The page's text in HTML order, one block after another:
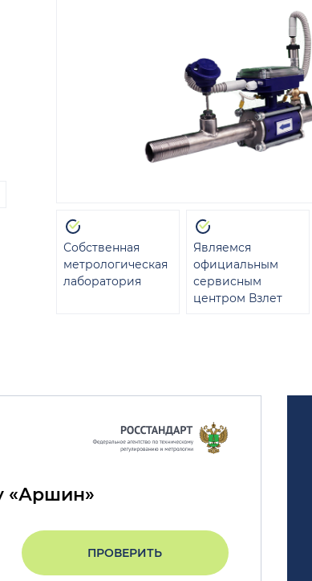
Собственная
метрологическая
лаборатория
Являемся
официальным
сервисным
центром Взлет
«Аршин»
ПРОВЕРИТЬ